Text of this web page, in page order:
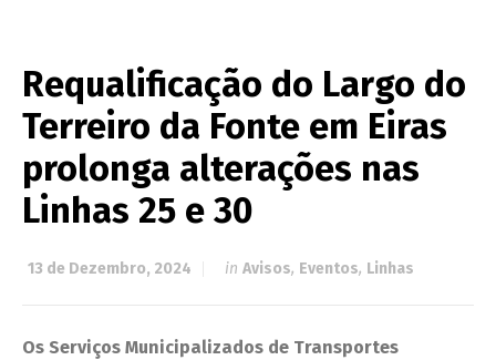
Requalificação do Largo do
Terreiro da Fonte em Eiras
prolonga alterações nas
Linhas 25 e 30
13 de Dezembro, 2024 in Avisos, Eventos, Linhas
Os Serviços Municipalizados de Transportes